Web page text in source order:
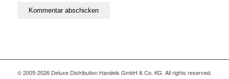
© 2005-2026 Deluxe Distribution Handels GmbH & Co. KG. All rights reserved,